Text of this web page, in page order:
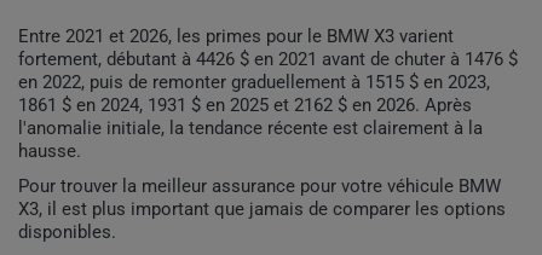
Entre 2021 et 2026, les primes pour le BMW X3 varient
fortement, débutant à 4426 $ en 2021 avant de chuter à 1476 $
en 2022, puis de remonter graduellement à 1515 $ en 2023,
1861 $ en 2024, 1931 $ en 2025 et 2162 $ en 2026. Après
l'anomalie initiale, la tendance récente est clairement à la
hausse.
Pour trouver la meilleur assurance pour votre véhicule BMW
X3, il est plus important que jamais de comparer les options
disponibles.